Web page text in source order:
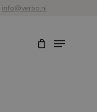
info@verba.nl
Menu